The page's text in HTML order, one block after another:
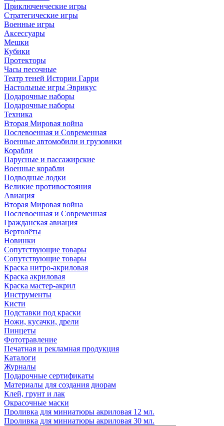
Приключенческие игры
Стратегические игры
Военные игры
Аксессуары
Мешки
Кубики
Протекторы
Часы песочные
Театр теней Истории Гарри
Настольные игры Эврикус
Подарочные наборы
Подарочные наборы
Техника
Вторая Мировая война
Послевоенная и Современная
Военные автомобили и грузовики
Корабли
Парусные и пассажирские
Военные корабли
Подводные лодки
Великие противостояния
Авиация
Вторая Мировая война
Послевоенная и Современная
Гражданская авиация
Вертолёты
Новинки
Сопутствующие товары
Сопутствующие товары
Краска нитро-акриловая
Краска акриловая
Краска мастер-акрил
Инструменты
Кисти
Подставки под краски
Ножи, кусачки, дрели
Пинцеты
Фототравление
Печатная и рекламная продукция
Каталоги
Журналы
Подарочные сертификаты
Материалы для создания диорам
Клей, грунт и лак
Окрасочные маски
Проливка для миниатюры акриловая 12 мл.
Проливка для миниатюры акриловая 30 мл.